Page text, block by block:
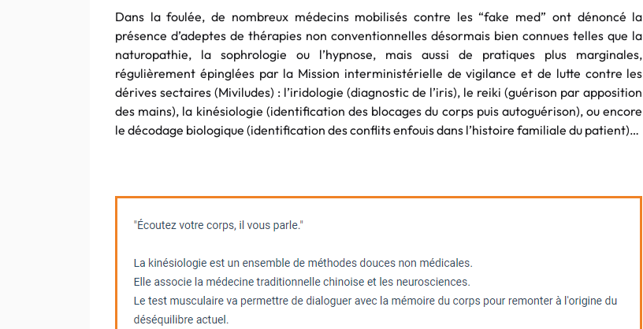
Dans la foulée, de nombreux médecins mobilisés contre les “fake med” ont dénoncé la
présence d’adeptes de thérapies non conventionnelles désormais bien connues telles que la
naturopathie, la sophrologie ou l’hypnose, mais aussi de pratiques plus marginales,
régulièrement épinglées par la Mission interministérielle de vigilance et de lutte contre les
dérives sectaires (Miviludes) : l’iridologie (diagnostic de l’iris), le reiki (guérison par apposition
des mains), la kinésiologie (identification des blocages du corps puis autoguérison), ou encore
le décodage biologique (identification des conflits enfouis dans l’histoire familiale du patient)…